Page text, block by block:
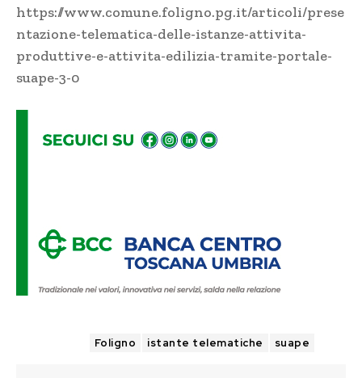
https://www.comune.foligno.pg.it/articoli/prese
ntazione-telematica-delle-istanze-attivita-
produttive-e-attivita-edilizia-tramite-portale-
suape-3-0
Foligno istante telematiche suape